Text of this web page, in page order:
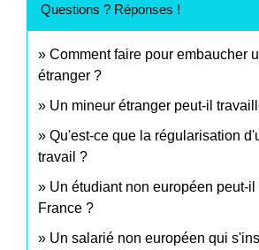
Questions ? Réponses !
Comment faire pour embaucher
étranger ?
Un mineur étranger peut-il
Qu'est-ce que la régularisation
travail ?
Un étudiant non européen peut-
France ?
Un salarié non européen qui